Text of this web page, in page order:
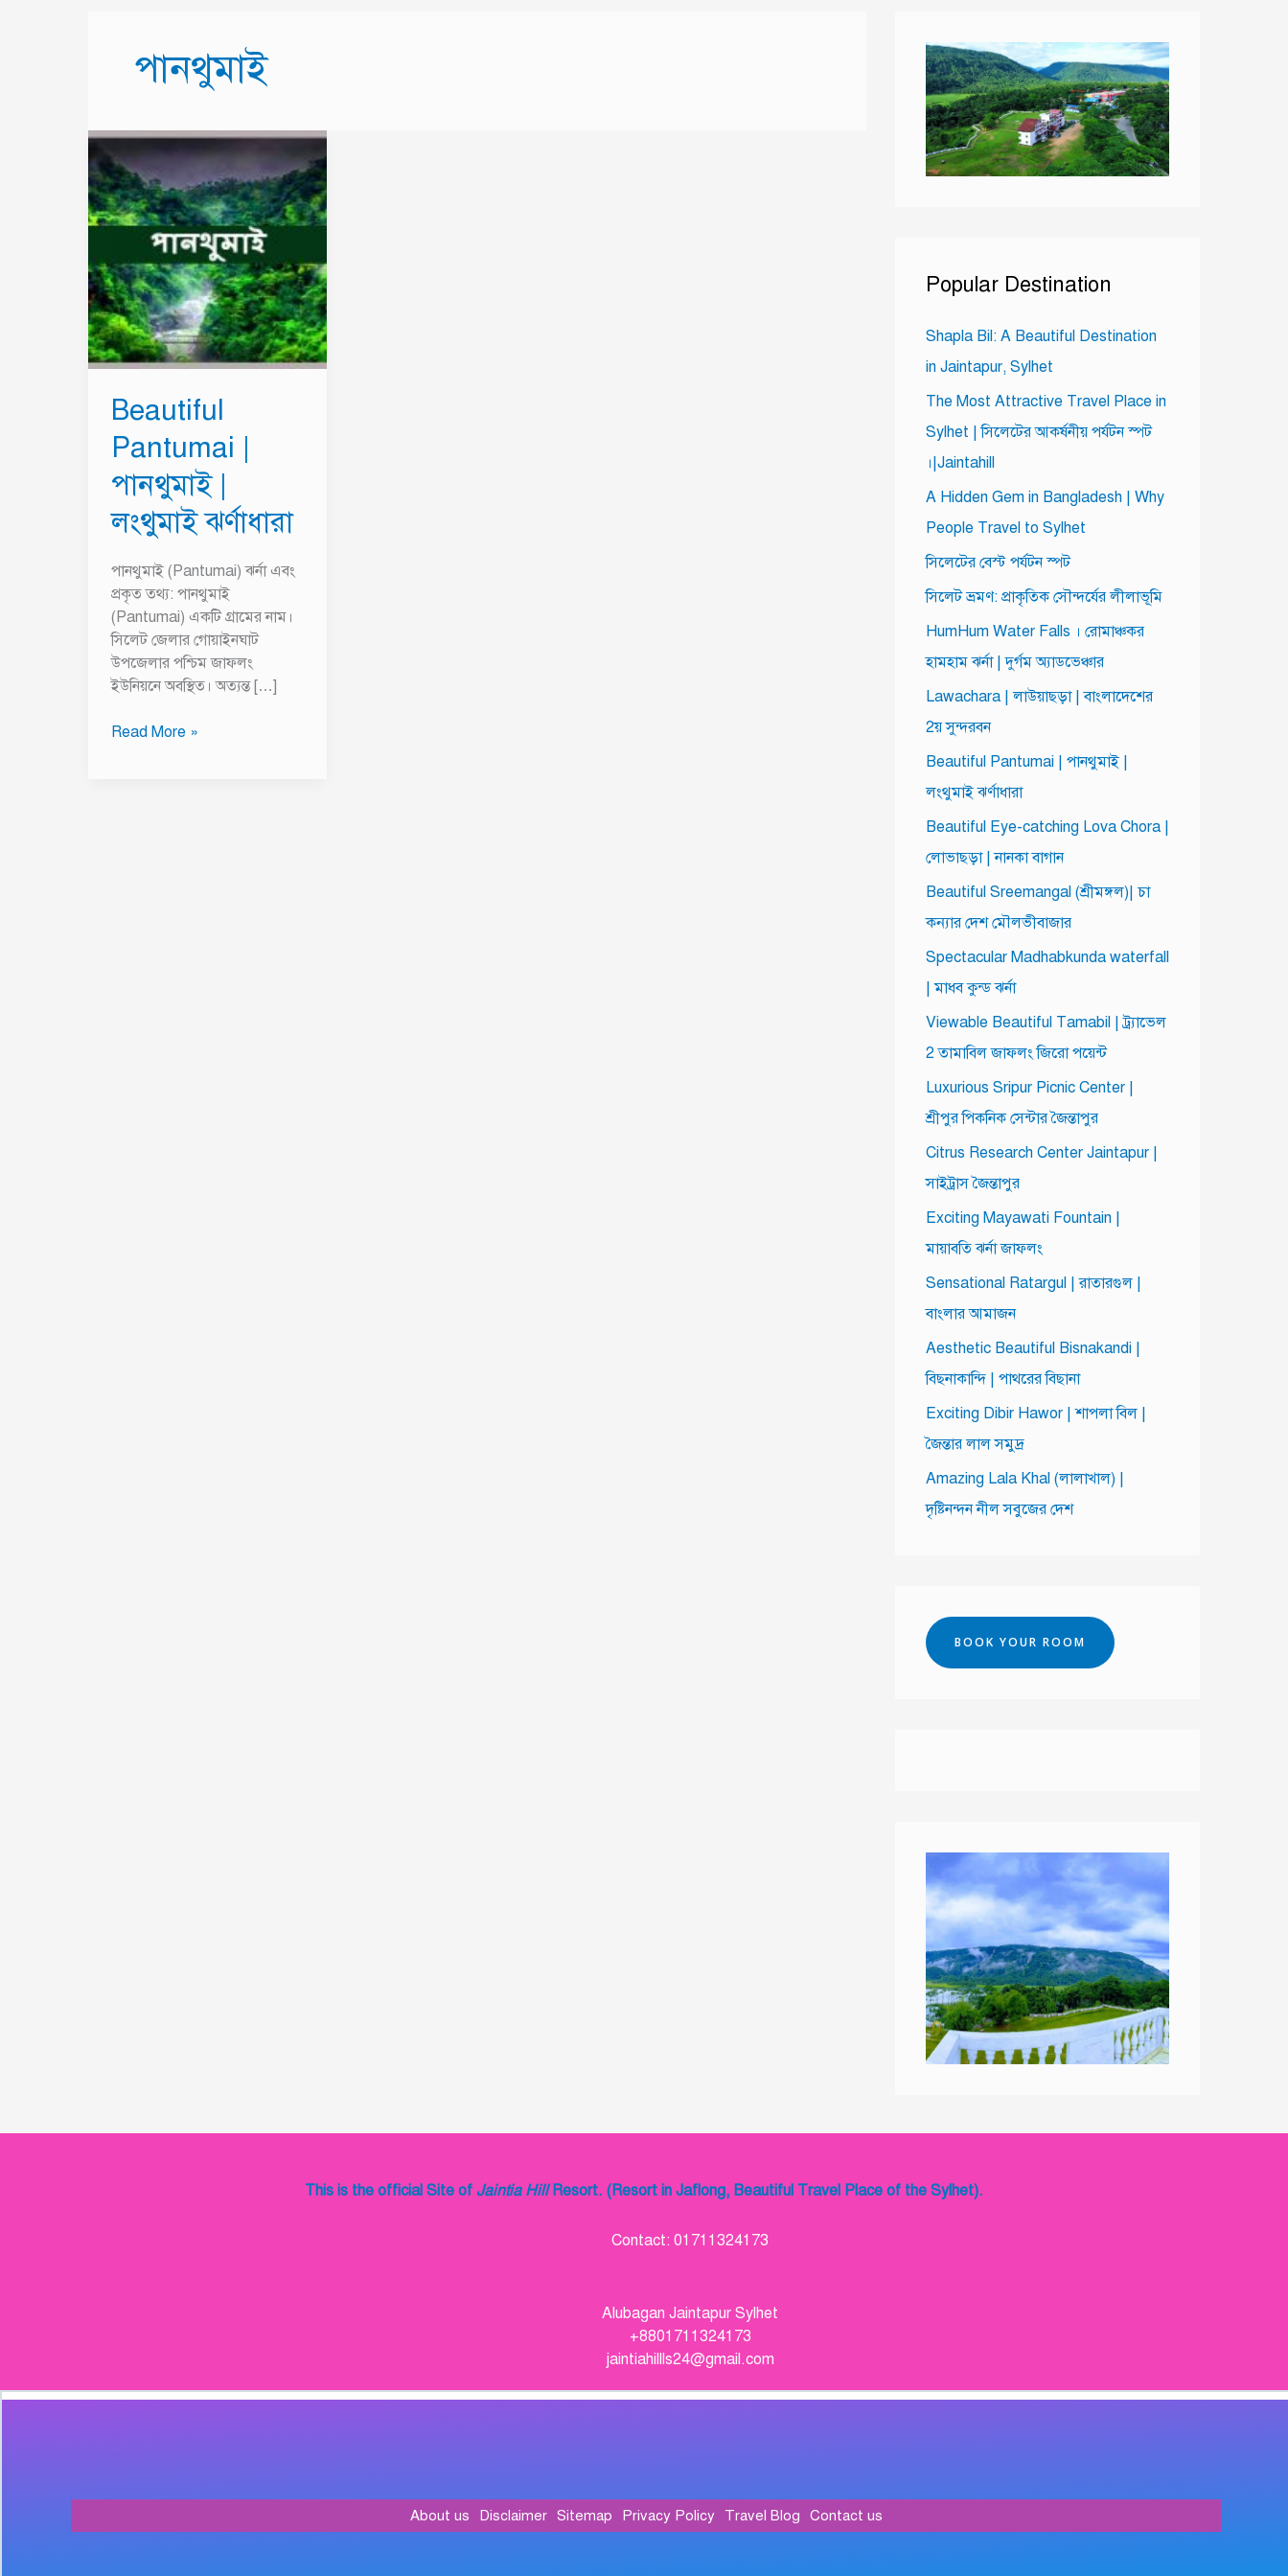
পানথুমাই
Beautiful
Pantumai |
পানথুমাই |
লংথুমাই ঝর্ণাধারা
পানথুমাই (Pantumai) ঝর্না এবং
প্রকৃত তথ্য: পানথুমাই
(Pantumai) একটি গ্রামের নাম।
সিলেট জেলার গোয়াইনঘাট
উপজেলার পশ্চিম জাফলং
ইউনিয়নে অবস্থিত। অত্যন্ত […]
Beautiful
Pantumai
|
পানথুমাই
লংথুমাই
ঝর্ণাধারা
Read More »
Popular Destination
Shapla Bil: A Beautiful Destination
in Jaintapur, Sylhet
The Most Attractive Travel Place in
Sylhet | সিলেটের আকর্ষনীয় পর্যটন স্পট
।|Jaintahill
A Hidden Gem in Bangladesh | Why
People Travel to Sylhet
সিলেটের বেস্ট পর্যটন স্পট
সিলেট ভ্রমণ: প্রাকৃতিক সৌন্দর্যের লীলাভূমি
HumHum Water Falls । রোমাঞ্চকর
হামহাম ঝর্না | দুর্গম অ্যাডভেঞ্চার
Lawachara | লাউয়াছড়া | বাংলাদেশের
2য় সুন্দরবন
Beautiful Pantumai | পানথুমাই |
লংথুমাই ঝর্ণাধারা
Beautiful Eye-catching Lova Chora |
লোভাছড়া | নানকা বাগান
Beautiful Sreemangal (শ্রীমঙ্গল)| চা
কন্যার দেশ মৌলভীবাজার
Spectacular Madhabkunda waterfall
| মাধব কুন্ড ঝর্না
Viewable Beautiful Tamabil | ট্র্যাভেল
2 তামাবিল জাফলং জিরো পয়েন্ট
Luxurious Sripur Picnic Center |
শ্রীপুর পিকনিক সেন্টার জৈন্তাপুর
Citrus Research Center Jaintapur |
সাইট্রাস জৈন্তাপুর
Exciting Mayawati Fountain |
মায়াবতি ঝর্না জাফলং
Sensational Ratargul | রাতারগুল |
বাংলার আমাজন
Aesthetic Beautiful Bisnakandi |
বিছনাকান্দি | পাথরের বিছানা
Exciting Dibir Hawor | শাপলা বিল |
জৈন্তার লাল সমুদ্র
Amazing Lala Khal (লালাখাল) |
দৃষ্টিনন্দন নীল সবুজের দেশ
BOOK YOUR ROOM
This is the official Site of Jaintia HillResort. (Resort in Jaflong, Beautiful Travel Place of the Sylhet).
Contact: 01711324173
Alubagan Jaintapur Sylhet
+8801711324173
jaintiahillls24@gmail.com
About us Disclaimer Sitemap Privacy Policy Travel Blog Contact us